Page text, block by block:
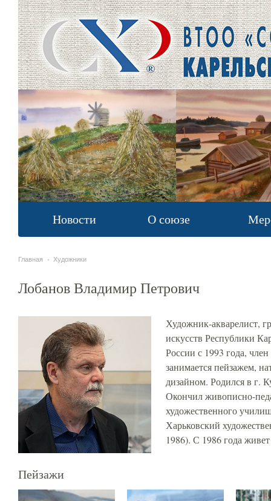
Новости О союзе
Главная Художники
Лобанов Владимир Петрович
Художник-акварелист,
искусств Республики
России с 1993 года,
занимается пейзажем,
дизайном. Родился в г.
Окончил живописно-
художественного
Харьковский
1986). С 1986 года
Пейзажи